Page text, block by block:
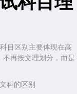
目区别主要体现在高
再按文理划分，而是